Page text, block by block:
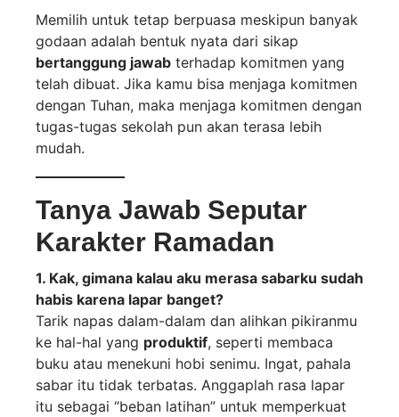
Memilih untuk tetap berpuasa meskipun banyak
godaan adalah bentuk nyata dari sikap
bertanggung jawab terhadap komitmen yang
telah dibuat. Jika kamu bisa menjaga komitmen
dengan Tuhan, maka menjaga komitmen dengan
tugas-tugas sekolah pun akan terasa lebih
mudah.
Tanya Jawab Seputar
Karakter Ramadan
1. Kak, gimana kalau aku merasa sabarku sudah
habis karena lapar banget?
Tarik napas dalam-dalam dan alihkan pikiranmu
ke hal-hal yang produktif, seperti membaca
buku atau menekuni hobi senimu. Ingat, pahala
sabar itu tidak terbatas. Anggaplah rasa lapar
itu sebagai “beban latihan” untuk memperkuat